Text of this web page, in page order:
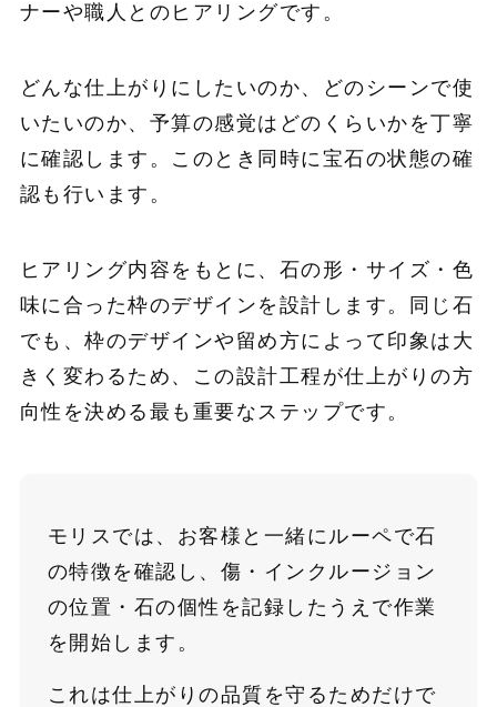
ナーや職人とのヒアリングです。
どんな仕上がりにしたいのか、どのシーンで使
いたいのか、予算の感覚はどのくらいかを丁寧
に確認します。このとき同時に宝石の状態の確
認も行います。
ヒアリング内容をもとに、石の形・サイズ・色
味に合った枠のデザインを設計します。同じ石
でも、枠のデザインや留め方によって印象は大
きく変わるため、この設計工程が仕上がりの方
向性を決める最も重要なステップです。
モリスでは、お客様と一緒にルーペで石
の特徴を確認し、傷・インクルージョン
の位置・石の個性を記録したうえで作業
を開始します。
これは仕上がりの品質を守るためだけで